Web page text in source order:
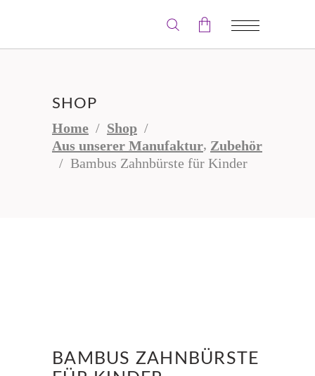
SHOP
Home / Shop /
Aus unserer Manufaktur, Zubehör
/ Bambus Zahnbürste für Kinder
BAMBUS ZAHNBÜRSTE